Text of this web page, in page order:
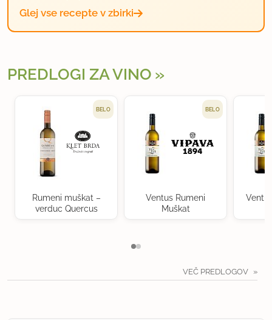
Glej vse recepte v zbirki
PREDLOGI ZA VINO
BELO
Rumeni muškat –
verduc Quercus
BELO
Ventus Rumeni
Muškat
VEČ PREDLOGOV